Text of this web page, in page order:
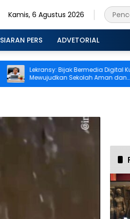
Kamis, 6 Agustus 2026
SIARAN PERS ADVETORIAL
Lekransy: Bijak Bermedia Digital Kunci
Mewujudkan Sekolah Aman dan
Berprestasi